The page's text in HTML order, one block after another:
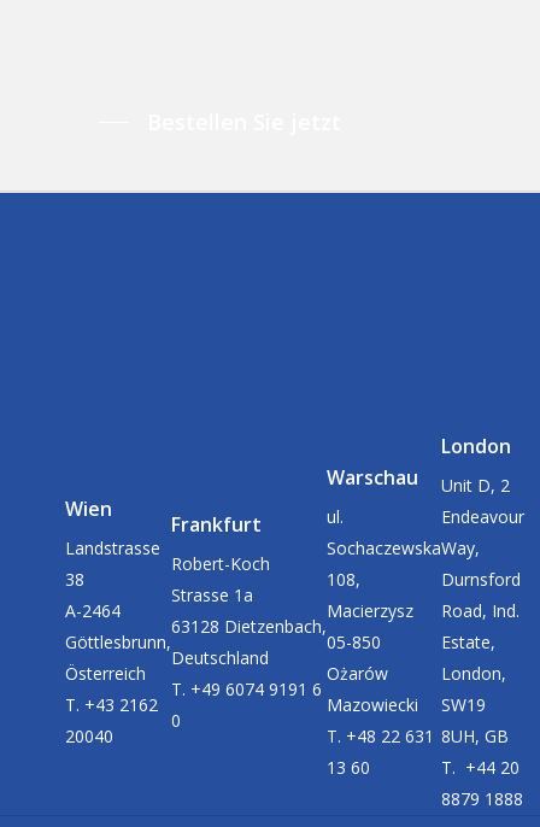
Wien
Landstrasse
38
A-2464
Göttlesbrunn,
Österreich
T. +43 2162
20040
Frankfurt
Robert-Koch
Strasse 1a
63128 Dietzenbach,
Deutschland
T. +49 6074 9191 6
0
Warschau
ul.
Sochaczewska
108,
Macierzysz
05-850
Ożarów
Mazowiecki
T. +48 22 631
13 60
London
Unit D, 2
Endeavour
Way,
Durnsford
Road, Ind.
Estate,
London,
SW19
8UH, GB
T. +44 20
8879 1888